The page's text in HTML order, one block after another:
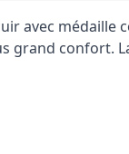
avec médaille
grand confort.